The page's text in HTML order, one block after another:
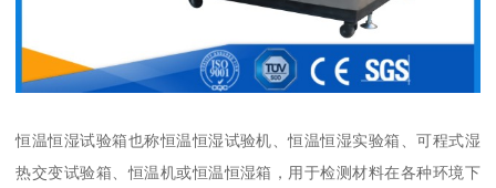
恒温恒湿试验箱也称恒温恒湿试验机、恒温恒湿实验箱、可程式湿
热交变试验箱、恒温机或恒温恒湿箱，用于检测材料在各种环境下